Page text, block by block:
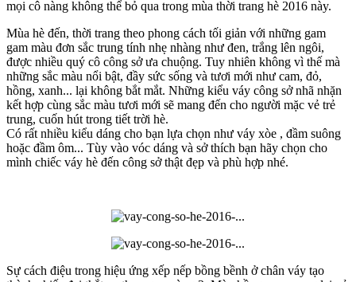
mọi cô nàng không thể bỏ qua trong mùa thời trang hè 2016 này.
Mùa hè đến, thời trang theo phong cách tối giản với những gam
gam màu đơn sắc trung tính nhẹ nhàng như đen, trắng lên ngôi,
được nhiều quý cô công sở ưa chuộng. Tuy nhiên không vì thế mà
những sắc màu nổi bật, đầy sức sống và tươi mới như cam, đỏ,
hồng, xanh... lại không bắt mắt. Những kiểu váy công sở nhã nhặn
kết hợp cùng sắc màu tươi mới sẽ mang đến cho người mặc vẻ trẻ
trung, cuốn hút trong tiết trời hè.
Có rất nhiều kiểu dáng cho bạn lựa chọn như váy xòe , đầm suông
hoặc đầm ôm... Tùy vào vóc dáng và sở thích bạn hãy chọn cho
mình chiếc váy hè đến công sở thật đẹp và phù hợp nhé.
Sự cách điệu trong hiệu ứng xếp nếp bồng bềnh ở chân váy tạo